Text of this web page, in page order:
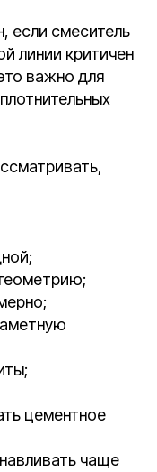
если смеситель
линии критичен
важно для
цементное
чаще